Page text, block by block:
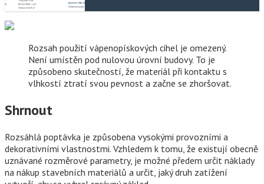
Rozsah použití vápenopískových cihel je omezený.
Není umístěn pod nulovou úrovní budovy. To je
způsobeno skutečností, že materiál při kontaktu s
vlhkostí ztratí svou pevnost a začne se zhoršovat.
Shrnout
Rozsáhlá poptávka je způsobena vysokými provozními a
dekorativními vlastnostmi. Vzhledem k tomu, že existují obecně
uznávané rozměrové parametry, je možné předem určit náklady
na nákup stavebních materiálů a určit, jaký druh zatížení